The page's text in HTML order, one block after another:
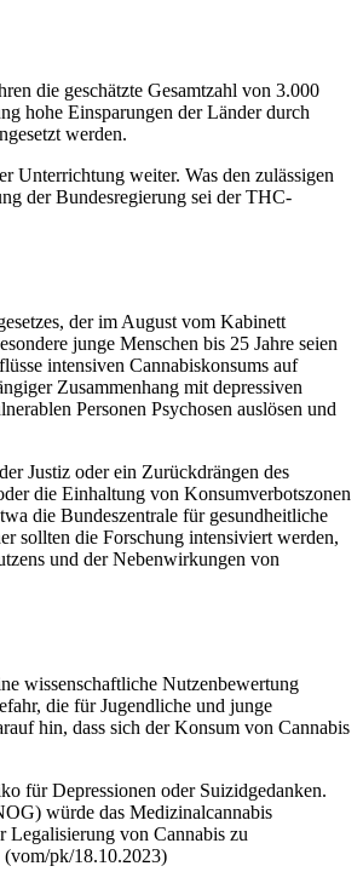
die geschätzte Gesamtzahl von 3.000
hohe Einsparungen der Länder durch
werden.
Unterrichtung weiter. Was den zulässigen
der Bundesregierung sei der THC-
der im August vom Kabinett
junge Menschen bis 25 Jahre seien
intensiven Cannabiskonsums auf
Zusammenhang mit depressiven
Personen Psychosen auslösen und
Justiz oder ein Zurückdrängen des
die Einhaltung von Konsumverbotszonen
die Bundeszentrale für gesundheitliche
sollten die Forschung intensiviert werden,
und der Nebenwirkungen von
wissenschaftliche Nutzenbewertung
die für Jugendliche und junge
hin, dass sich der Konsum von Cannabis
für Depressionen oder Suizidgedanken.
würde das Medizinalcannabis
Legalisierung von Cannabis zu
pk/18.10.2023)